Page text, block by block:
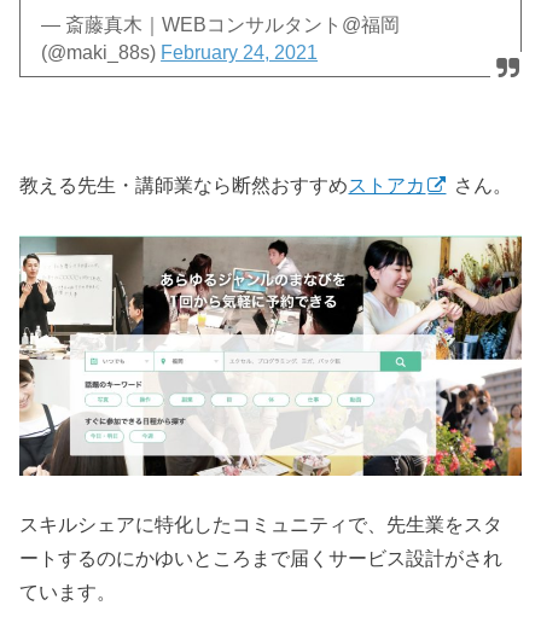
— 斎藤真木｜WEBコンサルタント@福岡
(@maki_88s) February 24, 2021
教える先生・講師業なら断然おすすめストアカ さん。
スキルシェアに特化したコミュニティで、先生業をスタ
ートするのにかゆいところまで届くサービス設計がされ
ています。